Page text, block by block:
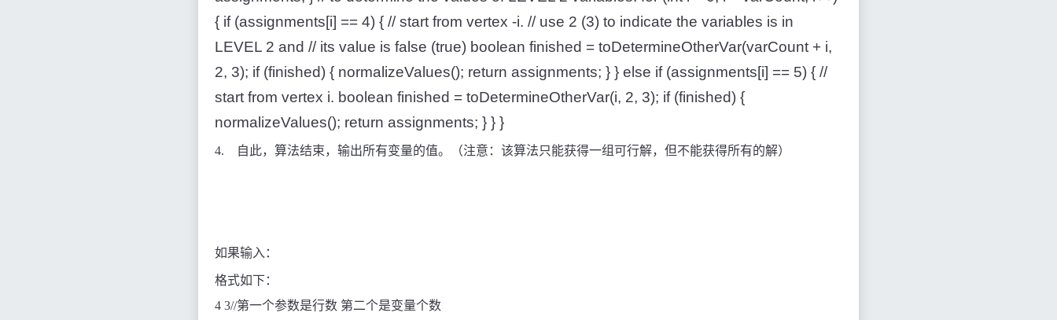
{ if (assignments[i] == 4) { // start from vertex -i. // use 2 (3) to indicate the variables is in
LEVEL 2 and // its value is false (true) boolean finished = toDetermineOtherVar(varCount + i,
2, 3); if (finished) { normalizeValues(); return assignments; } } else if (assignments[i] == 5) { //
start from vertex i. boolean finished = toDetermineOtherVar(i, 2, 3); if (finished) {
normalizeValues(); return assignments; } } }
4. 自此，算法结束，输出所有变量的值。（注意：该算法只能获得一组可行解，但不能获得所有的解）
如果输入：
格式如下：
4 3//第一个参数是行数 第二个是变量个数